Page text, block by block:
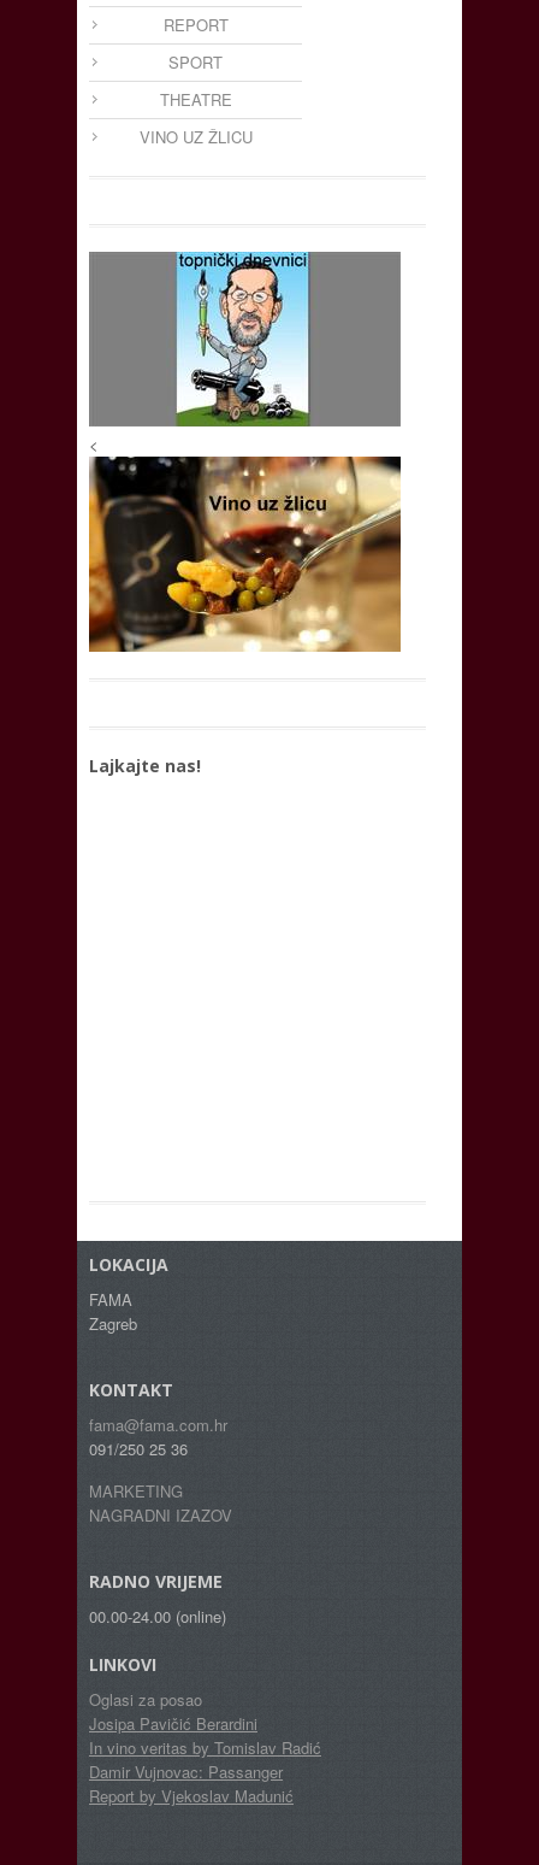
REPORT
SPORT
THEATRE
VINO UZ ŽLICU
<
Lajkajte nas!
LOKACIJA
FAMA
Zagreb
KONTAKT
fama@fama.com.hr
091/250 25 36
MARKETING
NAGRADNI IZAZOV
RADNO VRIJEME
00.00-24.00 (online)
LINKOVI
Oglasi za posao
Josipa Pavičić Berardini
In vino veritas by Tomislav Radić
Damir Vujnovac: Passanger
Report by Vjekoslav Madunić